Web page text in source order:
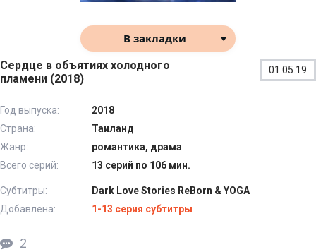
В закладки
Сердце в объятиях холодного
пламени (2018)
01.05.19
Год выпуска:
2018
Страна:
Таиланд
Жанр:
романтика, драма
Всего серий:
13 серий по 106 мин.
Субтитры:
Dark Love Stories ReBorn & YOGA
Добавлена:
1-13 серия субтитры
2